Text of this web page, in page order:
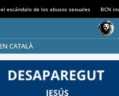
escándalo de los abusos sexuales BCN
CATALÀ
AHORRO